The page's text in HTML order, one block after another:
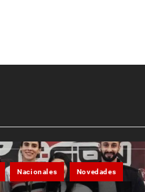
Nacionales Novedades